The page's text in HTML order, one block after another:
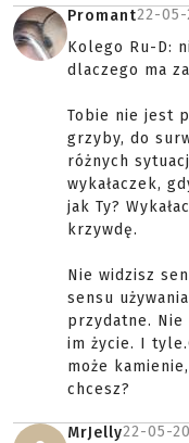
Promant22-05-
Kolego Ru-D:
dlaczego ma
Tobie nie jest
grzyby, do
różnych
wykałaczek,
jak Ty?
krzywdę.
Nie widzisz
sensu
przydatne. Nie
im życie. I
może
chcesz?
MrJelly22-05-